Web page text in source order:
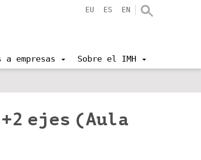
EU ES EN
empresas Sobre el IMH
ejes (Aula